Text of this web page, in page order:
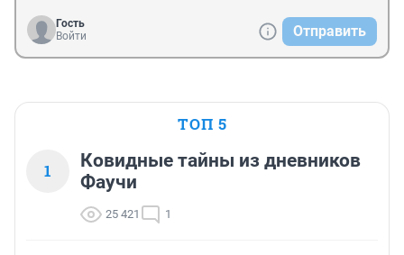
Гость
Войти
Отправить
ТОП 5
1
Ковидные тайны из дневников
Фаучи
25 421 1